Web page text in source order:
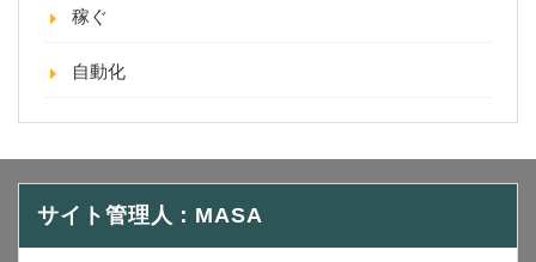
稼ぐ
自動化
サイト管理人：MASA